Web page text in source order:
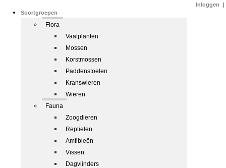
Soortgroepen
Flora
Vaatplanten
Mossen
Korstmossen
Paddenstoelen
Kranswieren
Wieren
Fauna
Zoogdieren
Reptielen
Amfibieën
Vissen
Dagvlinders
Inloggen |